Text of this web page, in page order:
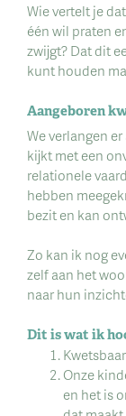
Wie vertelt je
één wil praten
zwijgt? Dat dit
kunt houden
Aangeboren
We verlangen
kijkt met een
relationele
hebben
bezit en kan
Zo kan ik nog
zelf aan het
naar hun
Dit is wat ik
Onze
en het is